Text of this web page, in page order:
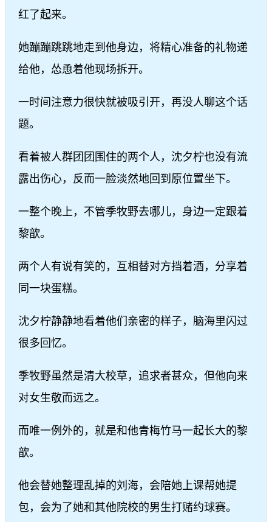
红了起来。
她蹦蹦跳跳地走到他身边，将精心准备的礼物递
给他，怂恿着他现场拆开。
一时间注意力很快就被吸引开，再没人聊这个话
题。
看着被人群团团围住的两个人，沈夕柠也没有流
露出伤心，反而一脸淡然地回到原位置坐下。
一整个晚上，不管季牧野去哪儿，身边一定跟着
黎歆。
两个人有说有笑的，互相替对方挡着酒，分享着
同一块蛋糕。
沈夕柠静静地看着他们亲密的样子，脑海里闪过
很多回忆。
季牧野虽然是清大校草，追求者甚众，但他向来
对女生敬而远之。
而唯一例外的，就是和他青梅竹马一起长大的黎
歆。
他会替她整理乱掉的刘海，会陪她上课帮她提
包，会为了她和其他院校的男生打赌约球赛。